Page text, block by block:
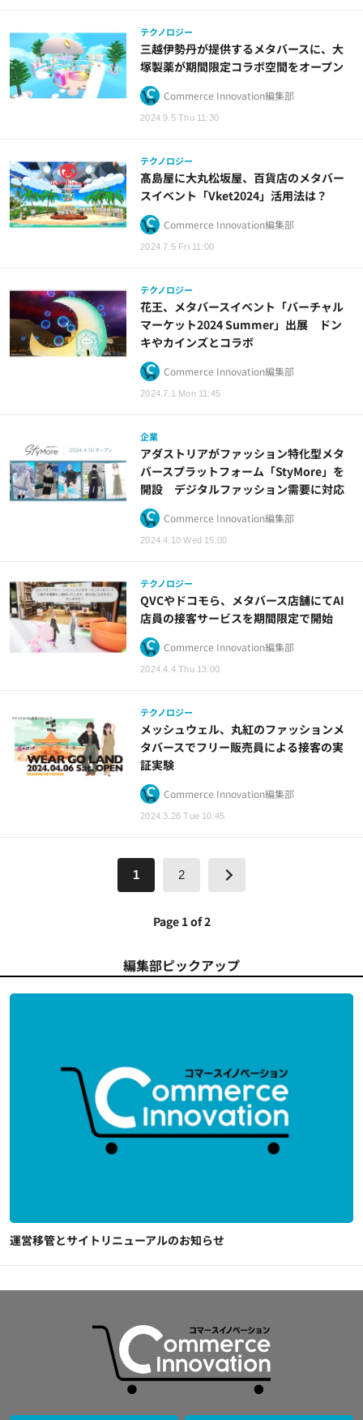
テクノロジー
2024.9.5 Thu 11:30
三越伊勢丹が提供するメタバースに、大
塚製薬が期間限定コラボ空間をオープン
Commerce Innovation編集部
テクノロジー
2024.7.5 Fri 11:00
髙島屋に大丸松坂屋、百貨店のメタバー
スイベント「Vket2024」活用法は？
Commerce Innovation編集部
テクノロジー
2024.7.1 Mon 11:45
花王、メタバースイベント「バーチャル
マーケット2024 Summer」出展 ドン
キやカインズとコラボ
Commerce Innovation編集部
企業
2024.4.10 Wed 15:00
アダストリアがファッション特化型メタ
バースプラットフォーム「StyMore」を
開設 デジタルファッション需要に対応
Commerce Innovation編集部
テクノロジー
2024.4.4 Thu 13:00
QVCやドコモら、メタバース店舗にてAI
店員の接客サービスを期間限定で開始
Commerce Innovation編集部
テクノロジー
2024.3.26 Tue 10:45
メッシュウェル、丸紅のファッションメ
タバースでフリー販売員による接客の実
証実験
Commerce Innovation編集部
1 2
Page 1 of 2
編集部ピックアップ
運営移管とサイトリニューアルのお知らせ